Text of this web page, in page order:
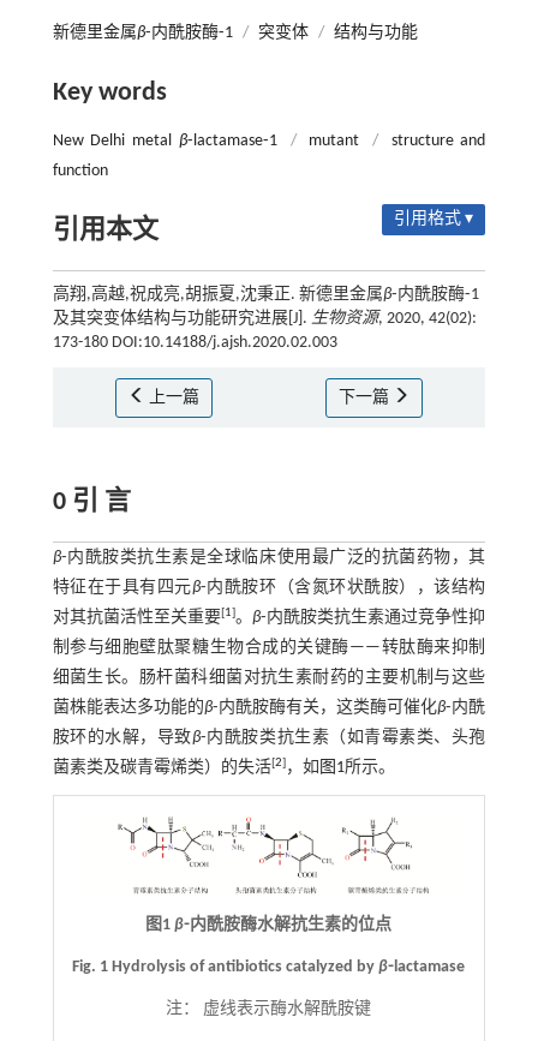
新德里金属β⁃内酰胺酶⁃1 / 突变体 / 结构与功能
Key words
New Delhi metal β⁃lactamase⁃1 / mutant /
structure and
function
引用本文 引用格式 ▾
高翔,高越,祝成亮,胡振夏,沈秉正. 新德里金属β⁃内酰胺酶⁃1
及其突变体结构与功能研究进展[J]. 生物资源, 2020, 42(02):
173-180 DOI:10.14188/j.ajsh.2020.02.003
上一篇 下一篇
0 引 言
β⁃内酰胺类抗生素是全球临床使用最广泛的抗菌药物，其
特征在于具有四元β⁃内酰胺环（含氮环状酰胺），该结构
对其抗菌活性至关重要[1]。 β⁃内酰胺类抗生素通过竞争性抑
制参与细胞壁肽聚糖生物合成的关键酶——转肽酶来抑制
细菌生长。肠杆菌科细菌对抗生素耐药的主要机制与这些
菌株能表达多功能的β⁃内酰胺酶有关，这类酶可催化β⁃内酰
胺环的水解，导致β⁃内酰胺类抗生素（如青霉素类、头孢
菌素类及碳青霉烯类）的失活[2]，如 图1所示。
图1β⁃内酰胺酶水解抗生素的位点
Fig. 1 Hydrolysis of antibiotics catalyzed byβ⁃lactamase
注： 虚线表示酶水解酰胺键